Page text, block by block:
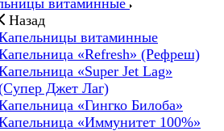
витаминные
Назад
витаминные
«Refresh» (Рефреш)
«Super Jet Lag»
Джет Лаг)
«Гингко Билоба»
«Иммунитет 100%»